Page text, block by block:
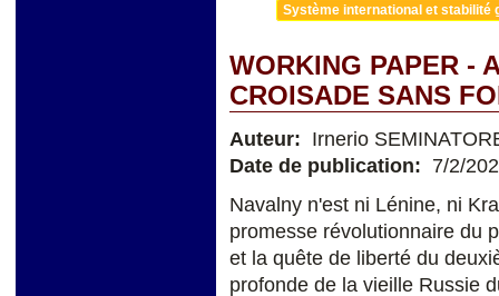
Système international et stabilité
WORKING PAPER -
CROISADE SANS
Auteur: Irnerio
Date de publication: 7/2/
Navalny n'est ni Lénine, ni
promesse révolutionnaire du
et la quête de liberté du
profonde de la vieille Russie